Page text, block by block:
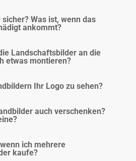
sicher? Was ist, wenn das
ankommt?
Landschaftsbilder an die
etwas montieren?
Ihr Logo zu sehen?
auch verschenken?
ich mehrere
kaufe?